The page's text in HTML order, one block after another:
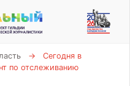
→
Сегодня в
по отслеживанию